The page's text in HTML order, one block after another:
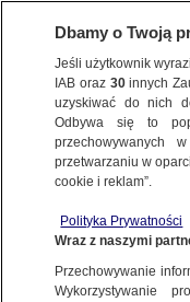
Dbamy o Twoją
Jeśli użytkownik
IAB oraz 30innych
uzyskiwać do nich
Odbywa się to
przechowywanych
przetwarzaniu w
cookie i reklam”.
Polityka Prywatności
Wraz z naszymi
Przechowywanie
Wykorzystywanie